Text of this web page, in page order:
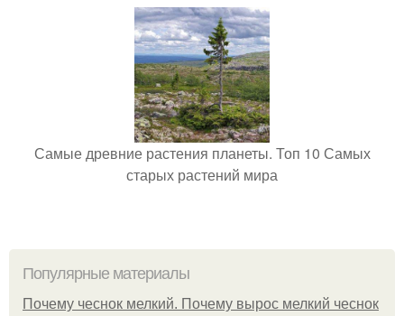
Самые древние растения планеты. Топ 10 Самых
старых растений мира
Популярные материалы
Почему чеснок мелкий. Почему вырос мелкий чеснок